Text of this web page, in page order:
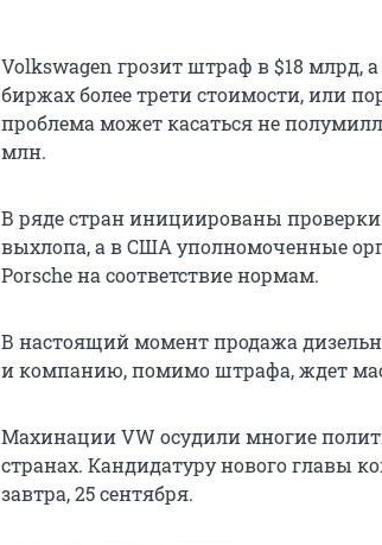
Volkswagen грозит штраф в $18
биржах более трети стоимости, или
проблема может касаться не
млн.
В ряде стран инициированы
выхлопа, а в США уполномоченные
Porsche на соответствие нормам.
В настоящий момент продажа
и компанию, помимо штрафа, ждет
Махинации VW осудили многие
странах. Кандидатуру нового главы
завтра, 25 сентября.